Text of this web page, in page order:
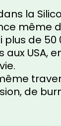
la
même
plus de 50
USA,
de